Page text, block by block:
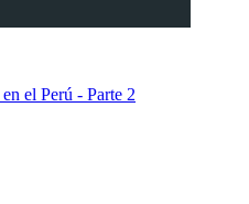
el Perú - Parte 2